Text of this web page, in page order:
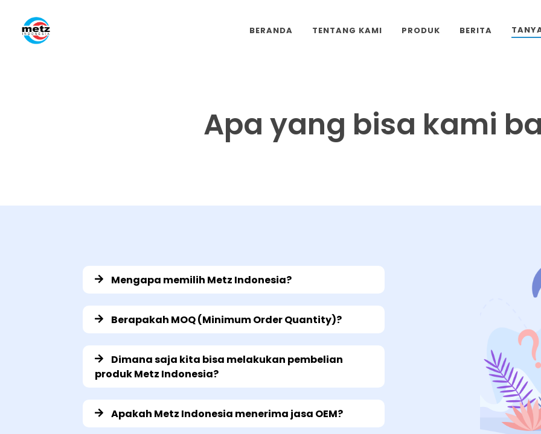
BERANDA TENTANG KAMI PRODUK BERITA
Apa yang bisa kami
Mengapa memilih Metz Indonesia?
Berapakah MOQ (Minimum Order Quantity)?
Dimana saja kita bisa melakukan pembelian
produk Metz Indonesia?
Apakah Metz Indonesia menerima jasa OEM?